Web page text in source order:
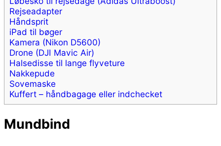
Rejseadapter
Håndsprit
iPad til bøger
Kamera (Nikon D5600)
Drone (DJI Mavic Air)
Halsedisse til lange flyveture
Nakkepude
Sovemaske
Kuffert – håndbagage eller indchecket
Mundbind